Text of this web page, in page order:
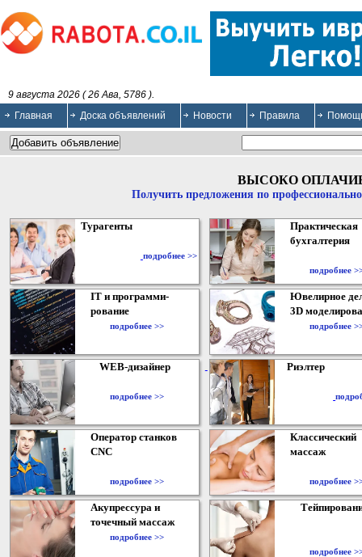
9 августа 2026 ( 26 Ава, 5786 ).
Главная
Доска объявлений Новости Правила
ВЫСОКО
Получить предложения по
Турагенты
подробнее >>
Практическая
бухгалтерия
подробнее
IT и программи-
рование
подробнее >>
Ювелирное
3D
подробнее
WEB-дизайнер
подробнее >>
Риэлтер
Оператор станков
CNC
подробнее >>
Классический
массаж
подробнее
Акупрессура и
точечный массаж
подробнее >>
подробнее